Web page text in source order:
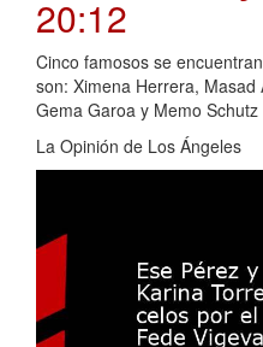
20:12
Cinco famosos se
son: Ximena Herrera,
Gema Garoa y Memo Schutz
La Opinión de Los Ángeles